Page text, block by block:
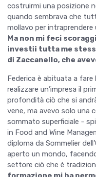
costruirmi una posizione
quando sembrava che
mollavo per
Ma non mi feci
investii tutta me
di Zaccanello, che
Federica è abituata a
realizzare un’impresa il
profondità ciò che si
vene, ma avevo solo una
sommato superficiale -
in Food and Wine
diploma da Sommelier
aperto un mondo,
settore ciò che è